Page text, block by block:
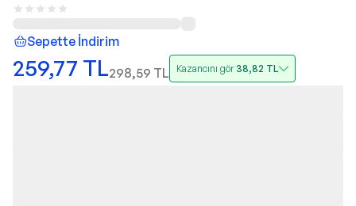
Sepette İndirim
259,77 TL298,59 TL Kazancını gör38,82 TL